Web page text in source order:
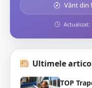
Vânt din
Actualizat:
Ultimele
TOP